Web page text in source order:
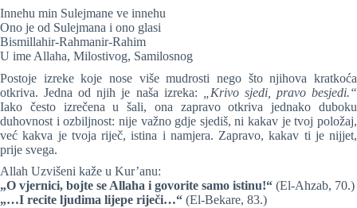
Innehu min Sulejmane ve innehu
Ono je od Sulejmana i ono glasi
Bismillahir-Rahmanir-Rahim
U ime Allaha, Milostivog, Samilosnog
Postoje izreke koje nose više mudrosti nego što njihova kratkoća
otkriva. Jedna od njih je naša izreka:
„Krivo sjedi, pravo besjedi.“
Iako često izrečena u šali, ona zapravo otkriva jednako duboku
duhovnost i ozbiljnost: nije važno gdje sjediš, ni kakav je tvoj položaj,
već kakva je tvoja riječ, istina i namjera. Zapravo, kakav ti je nijjet,
prije svega.
Allah Uzvišeni kaže u Kur’anu:
„O vjernici, bojte se Allaha i govorite samo istinu!“ (El-Ahzab, 70.)
„…I recite ljudima lijepe riječi…“ (El-Bekare, 83.)